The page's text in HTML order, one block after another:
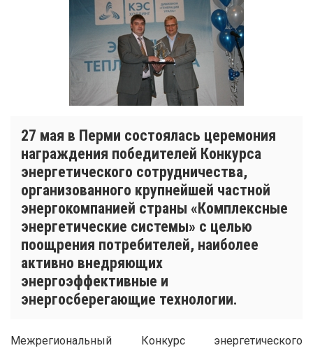
27 мая в Перми состоялась церемония
награждения победителей Конкурса
энергетического сотрудничества,
организованного крупнейшей частной
энергокомпанией страны «Комплексные
энергетические системы» с целью
поощрения потребителей, наиболее
активно внедряющих
энергоэффективные и
энергосберегающие технологии.
Межрегиональный Конкурс энергетического